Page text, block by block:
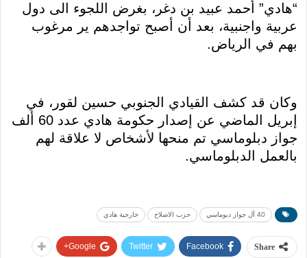
“هادي” أحمد عبيد بن دغر، بغرض اللجوء الى دول
عربية واجنبية، بعد أن أصبح تواجدهم ير مرغوب
بهم في الرياض.
وكان قد كشف القيادي الجنوبي حسين لقور، في
إبريل الماضي عن إصدار حكومة هادي عدد 60 ألف
جواز دبلوماسي تم منحها لأشخاص لا علاقة لهم
بالعمل الدبلوماسي.
40 أل جواز دبوماسي حزب الاصلاح خارجية هادي
Share
Facebook
Twitter
Google+